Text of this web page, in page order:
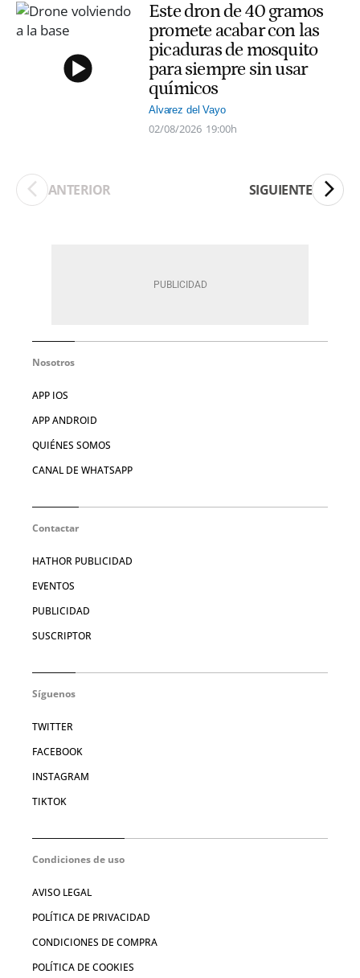
Este dron de 40 gramos
promete acabar con las
picaduras de mosquito
para siempre sin usar
químicos
Alvarez del Vayo
02/08/2026 19:00h
ANTERIOR SIGUIENTE
Nosotros
APP IOS
APP ANDROID
QUIÉNES SOMOS
CANAL DE WHATSAPP
Contactar
HATHOR PUBLICIDAD
EVENTOS
PUBLICIDAD
SUSCRIPTOR
Síguenos
TWITTER
FACEBOOK
INSTAGRAM
TIKTOK
Condiciones de uso
AVISO LEGAL
POLÍTICA DE PRIVACIDAD
CONDICIONES DE COMPRA
POLÍTICA DE COOKIES